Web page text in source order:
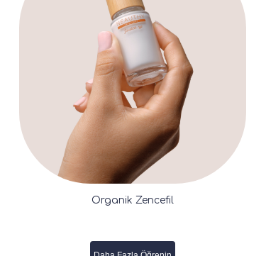
Organik Zencefil